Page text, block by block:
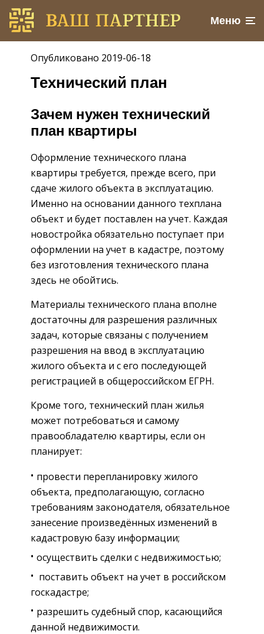
Меню
Опубликовано 2019-06-18
Технический план
Зачем нужен технический
план квартиры
Оформление технического плана
квартиры требуется, прежде всего, при
сдаче жилого объекта в эксплуатацию.
Именно на основании данного техплана
объект и будет поставлен на учет. Каждая
новостройка обязательно поступает при
оформлении на учет в кадастре, поэтому
без изготовления технического плана
здесь не обойтись.
Материалы технического плана вполне
достаточны для разрешения различных
задач, которые связаны с получением
разрешения на ввод в эксплуатацию
жилого объекта и с его последующей
регистрацией в общероссийском ЕГРН.
Кроме того, технический план жилья
может потребоваться и самому
правообладателю квартиры, если он
планирует:
провести перепланировку жилого
объекта, предполагающую, согласно
требованиям законодателя, обязательное
занесение произведённых изменений в
кадастровую базу информации;
осуществить сделки с недвижимостью;
поставить объект на учет в российском
госкадастре;
разрешить судебный спор, касающийся
данной недвижимости.